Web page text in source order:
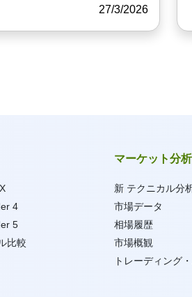
27/3/2026
4
5
比較
マーケット分析
新 テクニカル分
市場データ
相場履歴
市場概観
トレーディング